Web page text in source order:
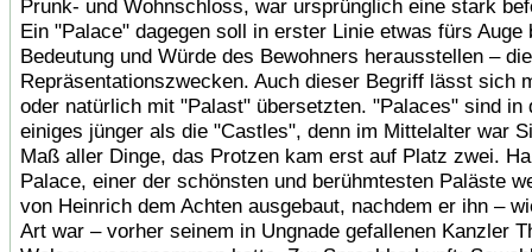
Prunk- und Wohnschloss, war ursprünglich eine stark
Ein "Palace" dagegen soll in erster Linie etwas fürs Auge
Bedeutung und Würde des Bewohners herausstellen –
Repräsentationszwecken. Auch dieser Begriff lässt sich
oder natürlich mit "Palast" übersetzten. "Palaces" sind in
einiges jünger als die "Castles", denn im Mittelalter war
Maß aller Dinge, das Protzen kam erst auf Platz zwei.
Palace, einer der schönsten und berühmtesten Paläste
von Heinrich dem Achten ausgebaut, nachdem er ihn –
Art war – vorher seinem in Ungnade gefallenen Kanzler